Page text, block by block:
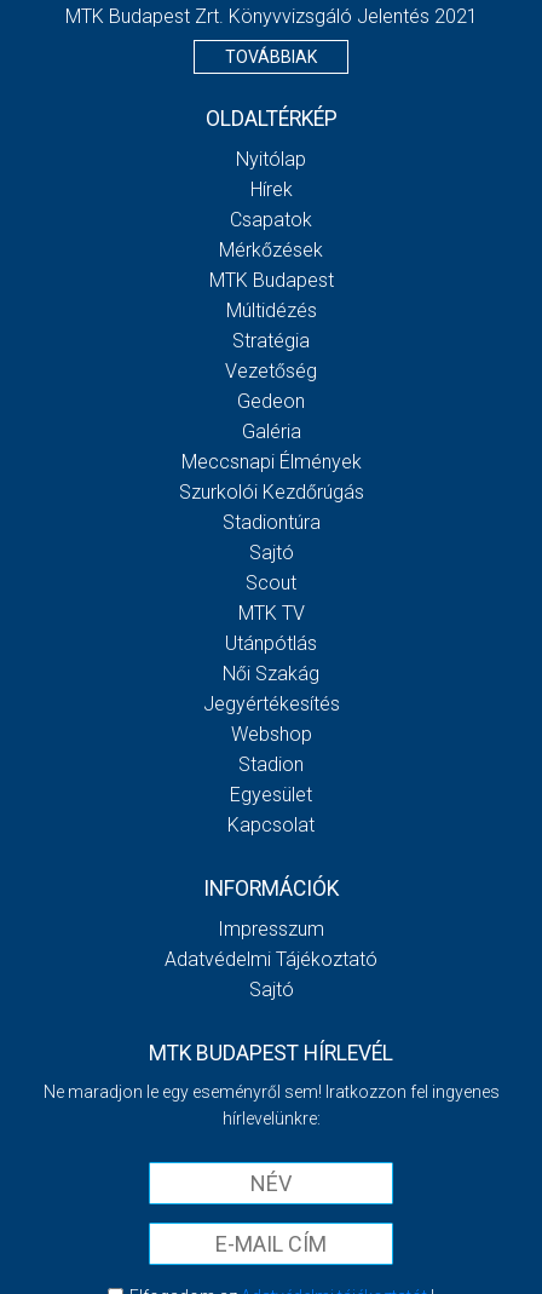
MTK Budapest Zrt. Könyvvizsgáló Jelentés 2021
TOVÁBBIAK
OLDALTÉRKÉP
Nyitólap
Hírek
Csapatok
Mérkőzések
MTK Budapest
Múltidézés
Stratégia
Vezetőség
Gedeon
Galéria
Meccsnapi Élmények
Szurkolói Kezdőrúgás
Stadiontúra
Sajtó
Scout
MTK TV
Utánpótlás
Női Szakág
Jegyértékesítés
Webshop
Stadion
Egyesület
Kapcsolat
INFORMÁCIÓK
Impresszum
Adatvédelmi Tájékoztató
Sajtó
MTK BUDAPEST HÍRLEVÉL
Ne maradjon le egy eseményről sem! Iratkozzon fel ingyenes
hírlevelünkre: